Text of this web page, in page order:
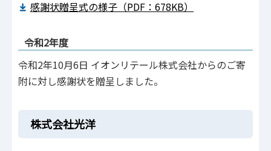
感謝状贈呈式の様子（PDF：678KB）
令和2年度
令和2年10月6日 イオンリテール株式会社からのご寄
附に対し感謝状を贈呈しました。
株式会社光洋